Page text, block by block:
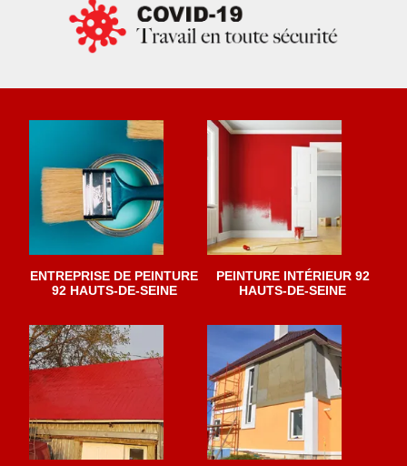
ENTREPRISE DE PEINTURE
92 HAUTS-DE-SEINE
PEINTURE INTÉRIEUR 92
HAUTS-DE-SEINE